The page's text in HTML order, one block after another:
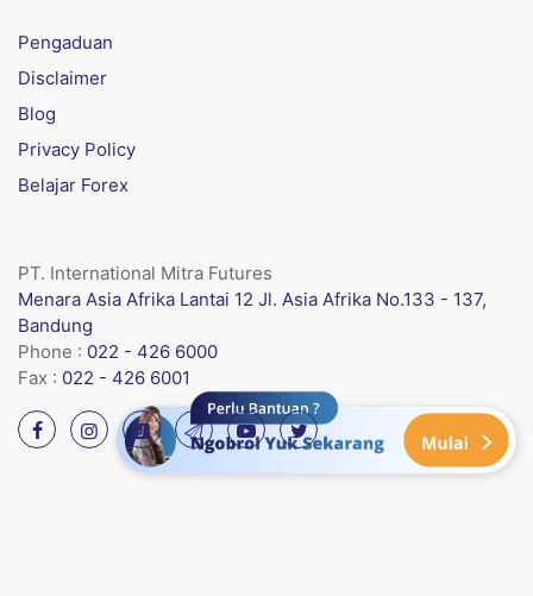
Pengaduan
Disclaimer
Blog
Privacy Policy
Belajar Forex
PT. International Mitra Futures
Menara Asia Afrika Lantai 12 Jl. Asia Afrika No.133 - 137,
Bandung
Phone : 022 - 426 6000
Fax : 022 - 426 6001